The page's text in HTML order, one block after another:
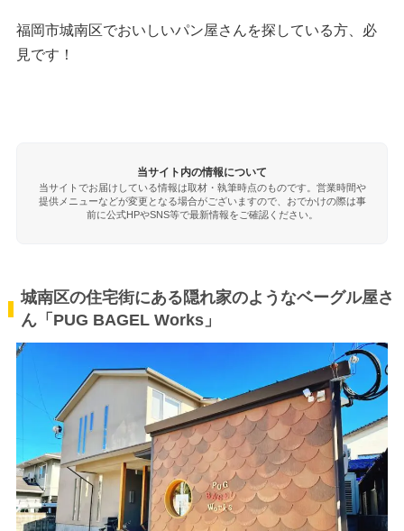
福岡市城南区でおいしいパン屋さんを探している方、必
見です！
当サイト内の情報について
当サイトでお届けしている情報は取材・執筆時点のものです。営業時間や
提供メニューなどが変更となる場合がございますので、おでかけの際は事
前に公式HPやSNS等で最新情報をご確認ください。
城南区の住宅街にある隠れ家のようなベーグル屋さ
ん「PUG BAGEL Works」